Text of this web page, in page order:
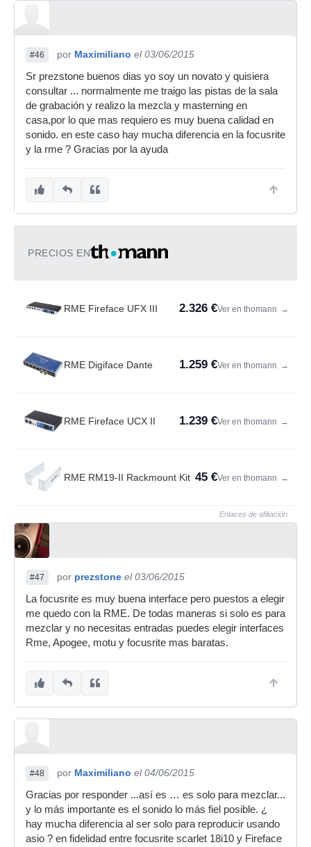
#46 por Maximiliano el 03/06/2015
Sr prezstone buenos dias yo soy un novato y quisiera
consultar ... normalmente me traigo las pistas de la sala
de grabación y realizo la mezcla y masterning en
casa,por lo que mas requiero es muy buena calidad en
sonido. en este caso hay mucha diferencia en la focusrite
y la rme ? Gracias por la ayuda
PRECIOS EN
RME Fireface UFX III 2.326 €Ver en thomann →
RME Digiface Dante 1.259 €Ver en thomann →
RME Fireface UCX II 1.239 €Ver en thomann →
RME RM19-II Rackmount Kit 45 €Ver en thomann →
Enlaces de afiliación
#47 por prezstone el 03/06/2015
La focusrite es muy buena interface pero puestos a elegir
me quedo con la RME. De todas maneras si solo es para
mezclar y no necesitas entradas puedes elegir interfaces
Rme, Apogee, motu y focusrite mas baratas.
#48 por Maximiliano el 04/06/2015
Gracias por responder ...así es … es solo para mezclar...
y lo más importante es el sonido lo más fiel posible. ¿
hay mucha diferencia al ser solo para reproducir usando
asio ? en fidelidad entre focusrite scarlet 18i10 y Fireface